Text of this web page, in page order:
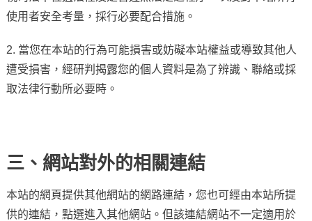
使用者安全考量，採行必要配合措施。
2. 當您在本站的行為可能損害或妨礙本站權益或導致其他人
遭受損害，經研判揭露您的個人資料是為了辨識、聯絡或採
取法律行動所必要時。
三、網站對外的相關連結
本站的網頁提供其他網站的網路連結，您也可經由本站所提
供的連結，點選進入其他網站。但該連結網站不一定適用於